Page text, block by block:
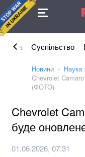
Угода
Суспільство
Новини
Наука
Chevrolet
(ФОТО)
Chevrolet
буде
01.06.2026, 07:31